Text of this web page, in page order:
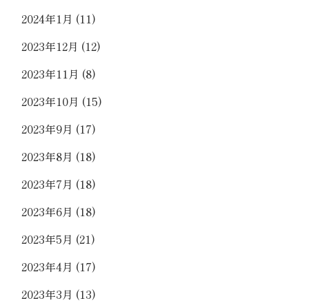
2024年1月 (11)
2023年12月 (12)
2023年11月 (8)
2023年10月 (15)
2023年9月 (17)
2023年8月 (18)
2023年7月 (18)
2023年6月 (18)
2023年5月 (21)
2023年4月 (17)
2023年3月 (13)